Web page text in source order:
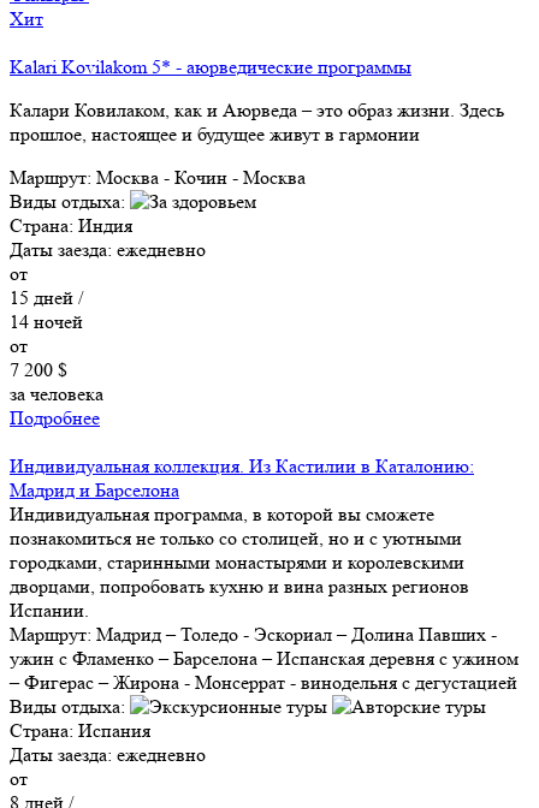
Хит
Kalari Kovilakom 5* - аюрведические программы
Калари Ковилаком, как и Аюрведа – это образ жизни. Здесь
прошлое, настоящее и будущее живут в гармонии
Маршрут: Москва - Кочин - Москва
Виды отдыха:
Страна: Индия
Даты заезда: ежедневно
от
15 дней /
14 ночей
от
7 200 $
за человека
Подробнее
Индивидуальная коллекция. Из Кастилии в Каталонию:
Мадрид и Барселона
Индивидуальная программа, в которой вы сможете
познакомиться не только со столицей, но и с уютными
городками, старинными монастырями и королевскими
дворцами, попробовать кухню и вина разных регионов
Испании.
Маршрут: Мадрид – Толедо - Эскориал – Долина Павших -
ужин с Фламенко – Барселона – Испанская деревня с ужином
– Фигерас – Жирона - Монсеррат - винодельня с дегустацией
Виды отдыха:
Страна: Испания
Даты заезда: ежедневно
от
8 дней /